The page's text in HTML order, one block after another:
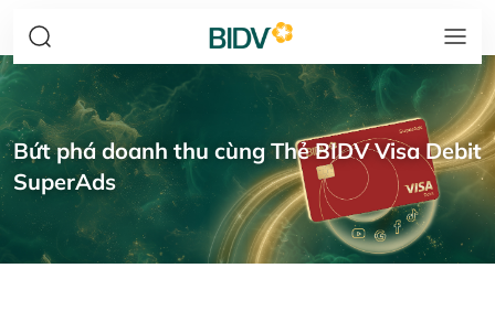
Bứt phá doanh thu cùng Thẻ BIDV Visa Debit
SuperAds